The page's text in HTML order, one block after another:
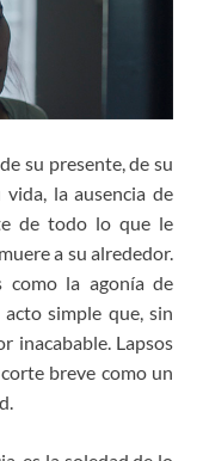
su presente, de su
la ausencia de
de todo lo que le
a su alrededor.
como la agonía de
simple que, sin
inacabable. Lapsos
breve como un